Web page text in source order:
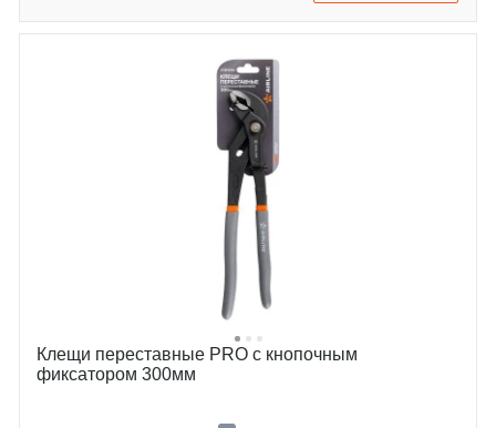
Клещи переставные PRO с кнопочным
фиксатором 300мм